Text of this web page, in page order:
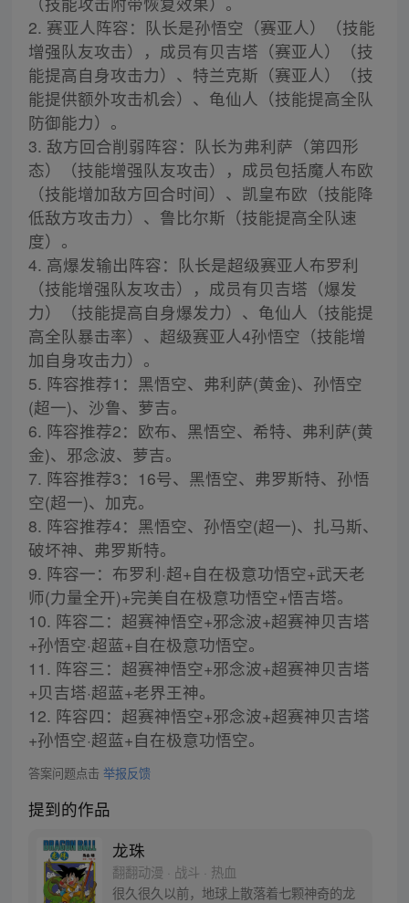
2. 赛亚人阵容：队长是孙悟空（赛亚人）（技能
增强队友攻击），成员有贝吉塔（赛亚人）（技
能提高自身攻击力）、特兰克斯（赛亚人）（技
能提供额外攻击机会）、龟仙人（技能提高全队
防御能力）。
3. 敌方回合削弱阵容：队长为弗利萨（第四形
态）（技能增强队友攻击），成员包括魔人布欧
（技能增加敌方回合时间）、凯皇布欧（技能降
低敌方攻击力）、鲁比尔斯（技能提高全队速
度）。
4. 高爆发输出阵容：队长是超级赛亚人布罗利
（技能增强队友攻击），成员有贝吉塔（爆发
力）（技能提高自身爆发力）、龟仙人（技能提
高全队暴击率）、超级赛亚人4孙悟空（技能增
加自身攻击力）。
5. 阵容推荐1：黑悟空、弗利萨(黄金)、孙悟空
(超一)、沙鲁、萝吉。
6. 阵容推荐2：欧布、黑悟空、希特、弗利萨(黄
金)、邪念波、萝吉。
7. 阵容推荐3：16号、黑悟空、弗罗斯特、孙悟
空(超一)、加克。
8. 阵容推荐4：黑悟空、孙悟空(超一)、扎马斯、
破坏神、弗罗斯特。
9. 阵容一：布罗利·超+自在极意功悟空+武天老
师(力量全开)+完美自在极意功悟空+悟吉塔。
10. 阵容二：超赛神悟空+邪念波+超赛神贝吉塔
+孙悟空·超蓝+自在极意功悟空。
11. 阵容三：超赛神悟空+邪念波+超赛神贝吉塔
+贝吉塔·超蓝+老界王神。
12. 阵容四：超赛神悟空+邪念波+超赛神贝吉塔
+孙悟空·超蓝+自在极意功悟空。
答案问题点击 举报反馈
提到的作品
龙珠
翻翻动漫 · 战斗 · 热血
很久很久以前，地球上散落着七颗神奇的龙